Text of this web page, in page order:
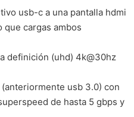
usb-c a una pantalla hdmi
cargas ambos
definición (uhd) 4k@30hz
usb 3.0) con
de hasta 5 gbps y